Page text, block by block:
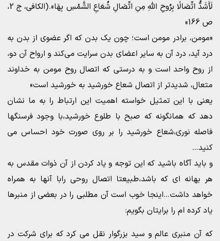
لَأَشَدُّ اتِّصَالًا بِرُوحِ اللَّهِ مِنِ اتِّصَالِ شُعَاعِ الشَّمْسِ بِهَا».(الکافی، ج 2،
ص 166»
«مومن، برادر مومن است؛ چون یک بدن که اگر عضوى از بدن به
درد آید، درد آن به سایر اعضاى بدن سرایت مى‌‏کند و ارواح آن دو،
از روح واحد است و به درستى که اتصال روح مومن به خداوند
متعال، شدیدتر از اتصال شعاع خورشید به خورشید است»
یعنی با این تمثیل خواسته اهمیت این ارتباط را به ما نشان
دهد که همانگونه که صبح با طلوع خورشید،با وجود فرسنگها
فاصله نوری،شعاع خورشید را بر روی صورت خود احساس می
کنید…
و باید آگاه باشید که این توجه و یاد کردن از آن ذوات مقدس به
هر بهانه ای که باشد،طبیعتا اتصال روحی رابا آنها به همراه
خواهد داشت…اینجا خوب است آن مطلبی را در بعضی از منبرها
یاد کرده ام را برایتان بگویم:
که آن منبری عالم و سید بزرگوار نقل می کرد که برای شرکت در